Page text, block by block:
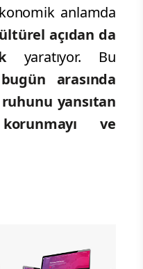
anlamda
açıdan da
yaratıyor. Bu
arasında
yansıtan
korunmayı ve